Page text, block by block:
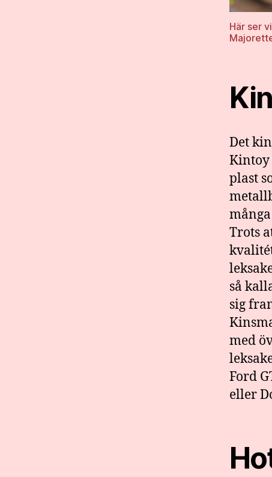
Här ser
Det
Kintoy
plast
Trots
så
sig
med
Ford
eller